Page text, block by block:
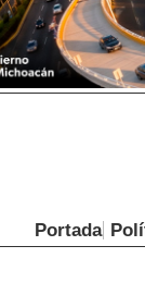
Portada